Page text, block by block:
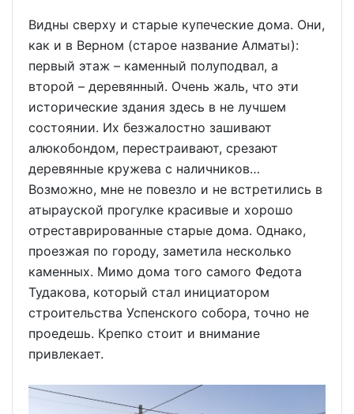
Видны сверху и старые купеческие дома. Они,
как и в Верном (старое название Алматы):
первый этаж – каменный полуподвал, а
второй – деревянный. Очень жаль, что эти
исторические здания здесь в не лучшем
состоянии. Их безжалостно зашивают
алюкобондом, перестраивают, срезают
деревянные кружева с наличников…
Возможно, мне не повезло и не встретились в
атырауской прогулке красивые и хорошо
отреставрированные старые дома. Однако,
проезжая по городу, заметила несколько
каменных. Мимо дома того самого Федота
Тудакова, который стал инициатором
строительства Успенского собора, точно не
проедешь. Крепко стоит и внимание
привлекает.